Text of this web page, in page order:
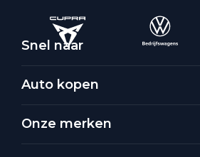
Snel naar
Auto kopen
Onze merken